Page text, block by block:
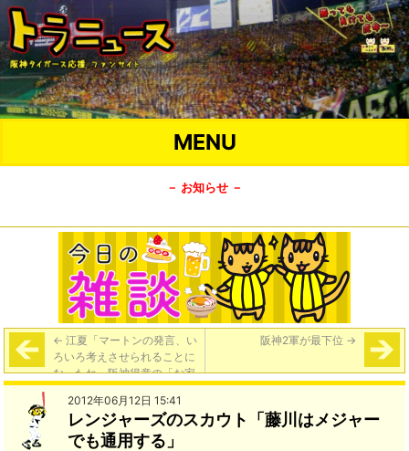
MENU
－ お知らせ －
← 江夏「マートンの発言、い
ろいろ考えさせられることに
なったね。阪神得意の「お家
騒動」に発展しなきゃいいん
だが。」
阪神2軍が最下位 →
2012年06月12日 15:41
レンジャーズのスカウト「藤川はメジャー
でも通用する」